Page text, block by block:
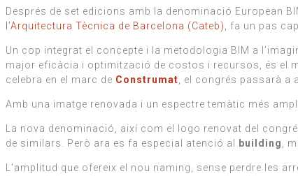
Després de set edicions amb la denominació European
l’Arquitectura Tècnica de Barcelona (Cateb)
, fa un pas
Un cop integrat el concepte i la metodologia BIM a
major eficàcia i optimització de costos i recursos, és el
celebra en el marc de Construmat , el congrés passarà a
Amb una imatge renovada i un espectre temàtic més
La nova denominació, així com el logo renovat del
de similars. Però ara es fa especial atenció al
building ,
L’amplitud que ofereix el nou naming, sense perdre les